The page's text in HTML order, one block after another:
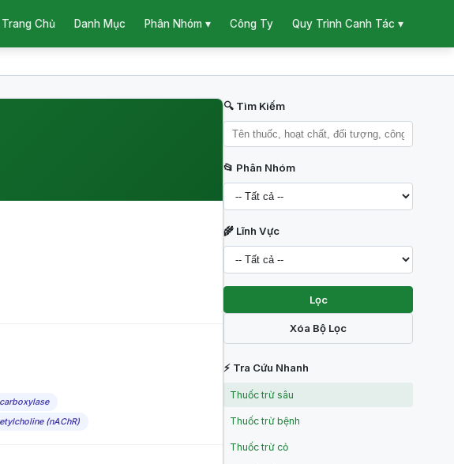
Trang Chủ Danh Mục Phân Nhóm ▾ Công Ty Quy Trình Canh Tác ▾
(nAChR)
🔍 Tìm Kiếm
📂 Phân Nhóm
🌾 Lĩnh Vực
Lọc
Xóa Bộ Lọc
⚡ Tra Cứu Nhanh
Thuốc trừ sâu
Thuốc trừ bệnh
Thuốc trừ cỏ